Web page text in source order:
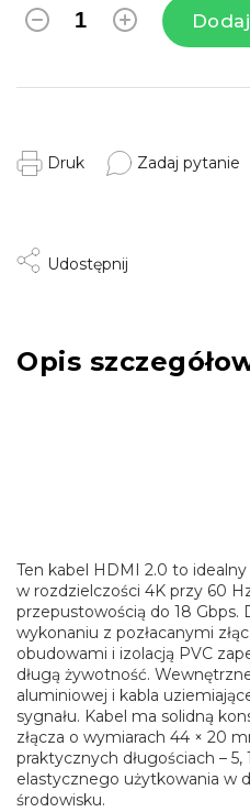
Druk Zadaj pytanie
Udostępnij
Opis
Ten kabel HDMI 2.0 to
w rozdzielczości 4K przy 60
przepustowością do 18 Gbps.
wykonaniu z pozłacanymi
obudowami i izolacją PVC
długą żywotność.
aluminiowej i kabla
sygnału. Kabel ma solidną
złącza o wymiarach 44 × 20
praktycznych długościach – 5,
elastycznego użytkowania w
środowisku.